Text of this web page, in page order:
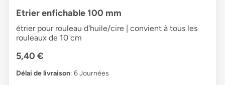
Etrier enfichable 100 mm
étrier pour rouleau d'huile/cire | convient à tous les
rouleaux de 10 cm
5,40 €
Délai de livraison: 6 Journées